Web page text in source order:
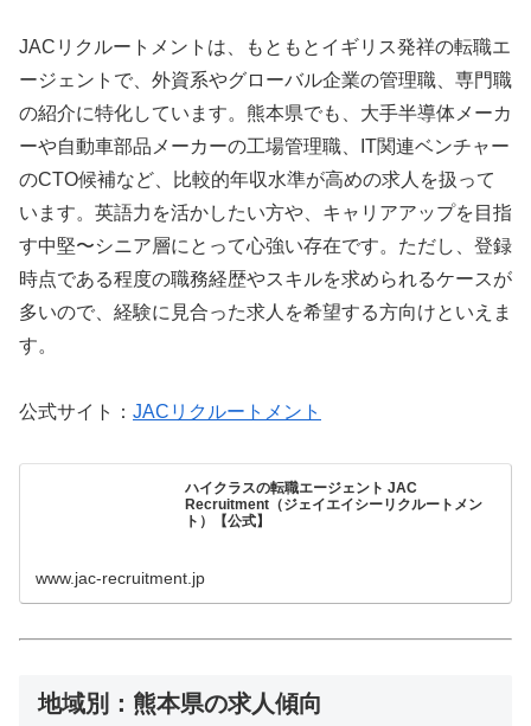
JACリクルートメントは、もともとイギリス発祥の転職エ
ージェントで、外資系やグローバル企業の管理職、専門職
の紹介に特化しています。熊本県でも、大手半導体メーカ
ーや自動車部品メーカーの工場管理職、IT関連ベンチャー
のCTO候補など、比較的年収水準が高めの求人を扱って
います。英語力を活かしたい方や、キャリアアップを目指
す中堅〜シニア層にとって心強い存在です。ただし、登録
時点である程度の職務経歴やスキルを求められるケースが
多いので、経験に見合った求人を希望する方向けといえま
す。
公式サイト： JACリクルートメント
ハイクラスの転職エージェント JAC
Recruitment（ジェイエイシーリクルートメン
ト）【公式】
www.jac-recruitment.jp
地域別：熊本県の求人傾向